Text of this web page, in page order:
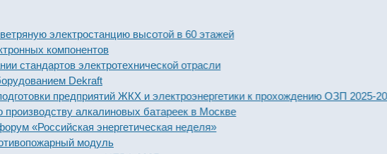
электростанцию высотой в 60 этажей
компонентов
электротехнической отрасли
Dekraft
предприятий ЖКХ и электроэнергетики к прохождению ОЗП 2025-2026
алкалиновых батареек в Москве
энергетическая неделя»
модуль